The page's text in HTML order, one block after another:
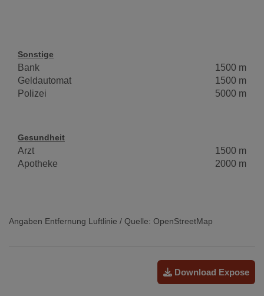
Sonstige
Bank
1500 m
Geldautomat
1500 m
Polizei
5000 m
Gesundheit
Arzt
1500 m
Apotheke
2000 m
Angaben Entfernung Luftlinie / Quelle: OpenStreetMap
Download Expose